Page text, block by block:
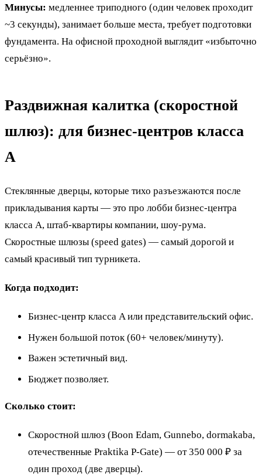
Минусы: медленнее триподного (один человек проходит
~3 секунды), занимает больше места, требует подготовки
фундамента. На офисной проходной выглядит «избыточно
серьёзно».
Раздвижная калитка (скоростной
шлюз): для бизнес-центров класса
A
Стеклянные дверцы, которые тихо разъезжаются после
прикладывания карты — это про лобби бизнес-центра
класса A, штаб-квартиры компании, шоу-рума.
Скоростные шлюзы (speed gates) — самый дорогой и
самый красивый тип турникета.
Когда подходит:
Бизнес-центр класса A или представительский офис.
Нужен большой поток (60+ человек/минуту).
Важен эстетичный вид.
Бюджет позволяет.
Сколько стоит:
Скоростной шлюз (Boon Edam, Gunnebo, dormakaba,
отечественные Praktika P-Gate) — от 350 000 ₽ за
один проход (две дверцы).